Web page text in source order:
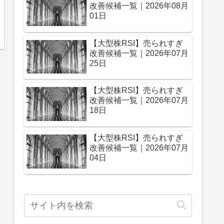
改善候補一覧｜2026年08月
01日
【大型株RSI】売られすぎ
改善候補一覧｜2026年07月
25日
【大型株RSI】売られすぎ
改善候補一覧｜2026年07月
18日
【大型株RSI】売られすぎ
改善候補一覧｜2026年07月
04日